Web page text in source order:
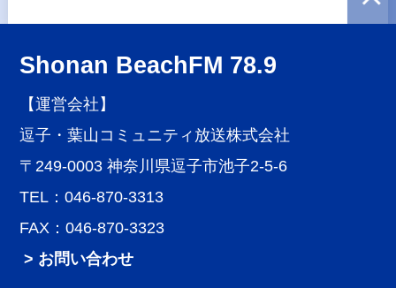
Shonan BeachFM 78.9
【運営会社】
逗子・葉山コミュニティ放送株式会社
〒249-0003 神奈川県逗子市池子2-5-6
TEL：046-870-3313
FAX：046-870-3323
> お問い合わせ